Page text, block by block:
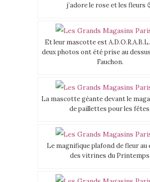
j’adore le rose et les fleurs
Et leur mascotte est
deux photos ont été prise au
Fauchon.
La mascotte géante devant le
de paillettes pour les fêtes.
Le magnifique plafond de fleur au
des vitrines du Printemps.